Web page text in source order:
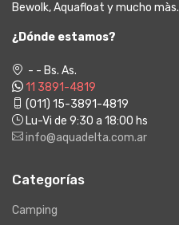
Bewolk, Aquafloat y mucho màs.
¿Dónde estamos?
- - Bs. As.
11 3891-4819
(011) 15-3891-4819
Lu-Vi de 9:30 a 18:00 hs
info@aquadelta.com.ar
Categorías
Camping